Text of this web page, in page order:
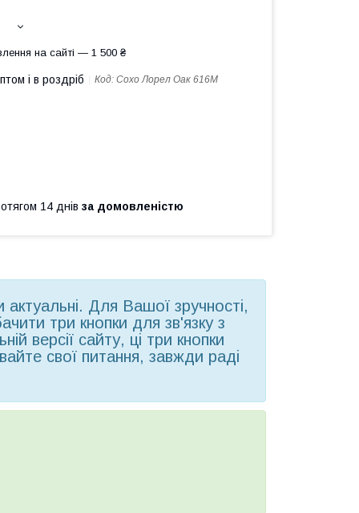
на сайті — 1 500 ₴
і в роздріб Код: Сохо Лорел Оак 616М
14 днів за домовленістю
актуальні. Для Вашої зручності,
три кнопки для зв'язку з
версії сайту, ці три кнопки
свої питання, завжди раді